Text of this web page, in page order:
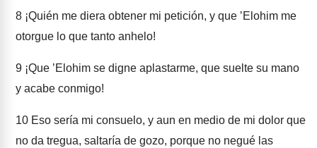
8 ¡Quién me diera obtener mi petición, y que ʼElohim me
otorgue lo que tanto anhelo!
9 ¡Que ʼElohim se digne aplastarme, que suelte su mano
y acabe conmigo!
10 Eso sería mi consuelo, y aun en medio de mi dolor que
no da tregua, saltaría de gozo, porque no negué las